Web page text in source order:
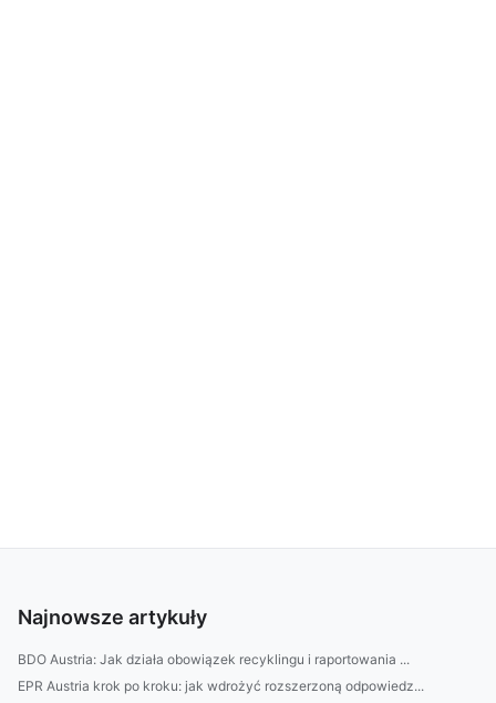
Najnowsze artykuły
BDO Austria: Jak działa obowiązek recyklingu i raportowania ...
EPR Austria krok po kroku: jak wdrożyć rozszerzoną odpowiedz...